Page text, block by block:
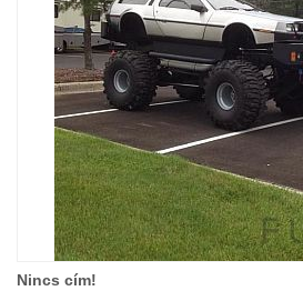
Nincs cím!